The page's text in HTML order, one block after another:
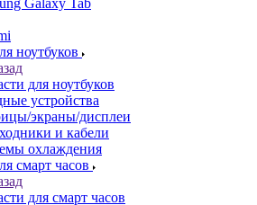
Galaxy Tab
ноутбуков
для ноутбуков
устройства
экраны/дисплеи
и кабели
охлаждения
смарт часов
для смарт часов